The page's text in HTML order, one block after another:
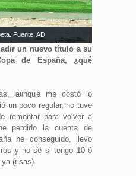
Fuente: AD
un nuevo título a su
de España, ¿qué
aunque me costó lo
un poco regular, no tuve
remontar para volver a
perdido la cuenta de
he conseguido, llevo
y no sé si tengo 10 ó
(risas).